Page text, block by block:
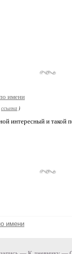
имени
ссылка )
интересный и такой
имени